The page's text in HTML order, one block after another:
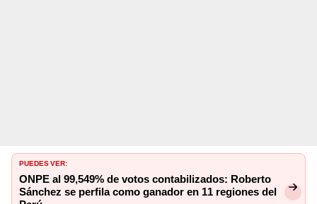
PUEDES VER:
ONPE al 99,549% de votos contabilizados: Roberto
Sánchez se perfila como ganador en 11 regiones del